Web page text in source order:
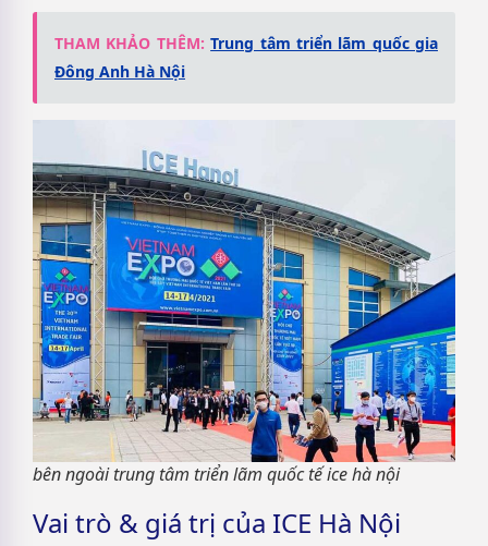
THAM KHẢO THÊM:Trung tâm triển lãm quốc gia
Đông Anh Hà Nội
bên ngoài trung tâm triển lãm quốc tế ice hà nội
Vai trò & giá trị của ICE Hà Nội